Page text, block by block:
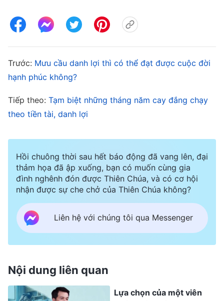
sạch và cứu rỗi nhân loại, giải thoát con người
đời đời và đưa họ vào vương quốc của Ngài. Đây
là cơ hội duy nhất để con người được cứu rỗi. Tôi
đến trước Đức Chúa Trời và tiếp nhận sự cứu rỗi
của Ngài, và tôi đã hạ quyết tâm cả đời này sẽ
hết lòng đi theo Đức Chúa Trời.
Thời gian đó, ban ngày tôi lo việc kinh doanh, tối
đến thì đi nhóm họp, hễ rảnh là tôi lại đi rao
giảng phúc âm. Năm 2014, tôi được chọn làm
chấp sự chăm tưới. Tôi biết bổn phận này rất
quan trọng nên cũng muốn làm cho thật tốt,
nhưng tiệm thuốc thì ngày nào cũng mở cửa từ
thời gian tĩnh nguyện, ngày thường cũng hiếm
khi có được khoảng lặng để tĩnh tâm trước Đức
Trước: Mưu cầu danh lợi thì có thể đạt được cuộc đời
hạnh phúc không?
Tiếp theo: Tạm biệt những tháng năm cay đắng chạy
theo tiền tài, danh lợi
Hồi chuông thời sau hết báo động đã vang lên, đại
thảm họa đã ập xuống, bạn có muốn cùng gia
đình nghênh đón được Thiên Chúa, và có cơ hội
nhận được sự che chở của Thiên Chúa không?
Liên hệ với chúng tôi qua Messenger
Nội dung liên quan
Lựa chọn của một viên